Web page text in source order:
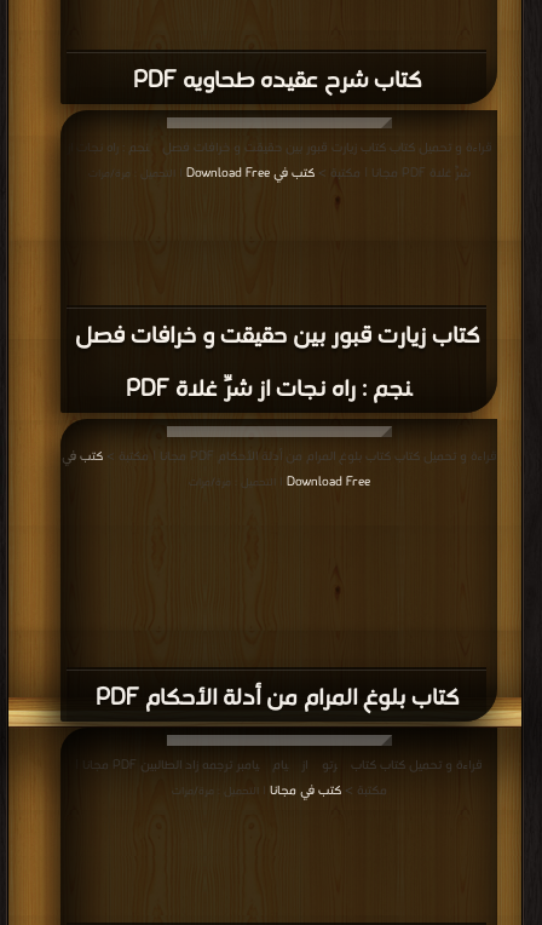
كتاب شرح عقیده طحاویه PDF
كتاب زیارت قبور بین حقیقت و خرافات فصل
پنجم : راه نجات از شرِّ غلاة PDF
قراءة و تحميل كتاب كتاب زیارت قبور بین حقیقت و خرافات فصل پنجم : راه نجات از
شرِّ غلاة PDF مجانا | مكتبة >
كتب في Download Free | التحميل : مرة/مرات
كتاب بلوغ المرام من أدلة الأحکام PDF
قراءة و تحميل كتاب كتاب بلوغ المرام من أدلة الأحکام PDF مجانا | مكتبة >
كتب في
Download Free
| التحميل : مرة/مرات
قراءة و تحميل كتاب كتاب پرتوی از پيام پيامبر ترجمه زاد الطالبين PDF مجانا |
مكتبة >كتب في مجانا | التحميل : مرة/مرات